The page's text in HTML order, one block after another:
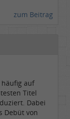
zum Beitrag
häufig auf
Titel
Dabei
Debüt von